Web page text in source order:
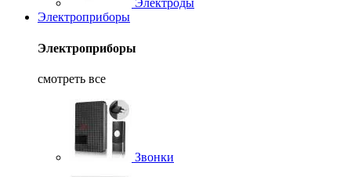
Электроды
Электроприборы
Электроприборы
смотреть все
Звонки